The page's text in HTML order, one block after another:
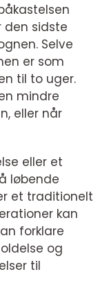
den sidste
Selve
er som
til to uger.
mindre
eller når
eller et
løbende
et traditionelt
kan
forklare
og
til